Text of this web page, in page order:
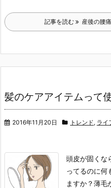
記事を読む 産後の腰
髪のケアアイテムって
2016年11月20日 トレンド, ライ
頭皮が固くな
ってるのに何
ますか？薄毛